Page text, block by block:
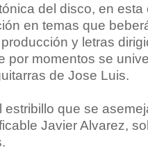
del disco, en
en temas que
y letras
por momentos se
de Jose Luis.
que se
Javier Alvarez,